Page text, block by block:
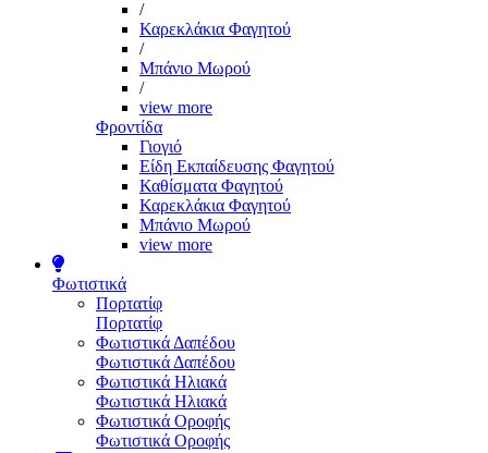
/
Καρεκλάκια Φαγητού
/
Μπάνιο Μωρού
/
view more
Φροντίδα
Γιογιό
Είδη Εκπαίδευσης Φαγητού
Καθίσματα Φαγητού
Καρεκλάκια Φαγητού
Μπάνιο Μωρού
view more
Φωτιστικά
Πορτατίφ
Πορτατίφ
Φωτιστικά Δαπέδου
Φωτιστικά Δαπέδου
Φωτιστικά Ηλιακά
Φωτιστικά Ηλιακά
Φωτιστικά Οροφής
Φωτιστικά Οροφής